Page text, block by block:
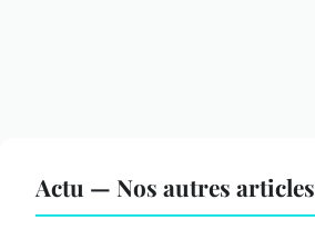
Actu — Nos autres articles